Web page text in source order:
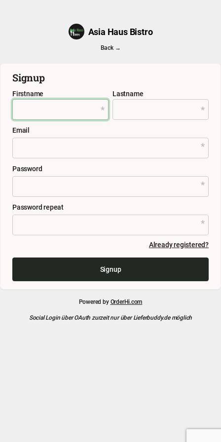
Asia Haus Bistro
Back →
Signup
Firstname Lastname
Email
Password
Password repeat
Already registered?
Signup
Powered byOrderHi.com
Social Login über OAuth zurzeit nur über Lieferbuddy.de möglich